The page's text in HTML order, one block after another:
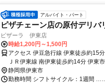
アルバイト・パート
ピザチェーン店の原付デリバ
ピザーラ 伊東店
時給1,200円～1,500円
アクセス 伊豆急行線 伊東徒歩約15
ＪＲ伊東線 南伊東徒歩約14分 伊東
静岡県伊東市
勤務時間 シフトサイクル：1